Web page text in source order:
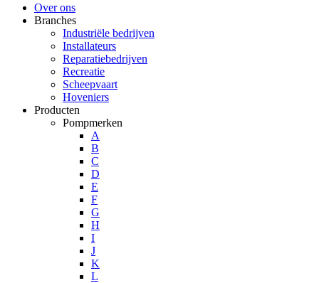
Over ons
Branches
Industriële bedrijven
Installateurs
Reparatiebedrijven
Recreatie
Scheepvaart
Hoveniers
Producten
Pompmerken
A
B
C
D
E
F
G
H
I
J
K
L